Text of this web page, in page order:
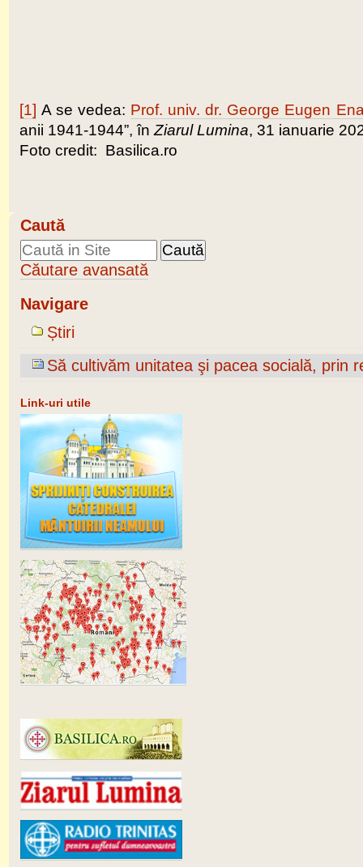
[1] A se vedea: Prof. univ. dr. George Eugen
anii 1941-1944”, în Ziarul Lumina, 31 ianuarie
Foto credit: Basilica.ro
Caută
Căutare avansată
Navigare
Știri
Să cultivăm unitatea şi pacea socială, prin
Link-uri utile